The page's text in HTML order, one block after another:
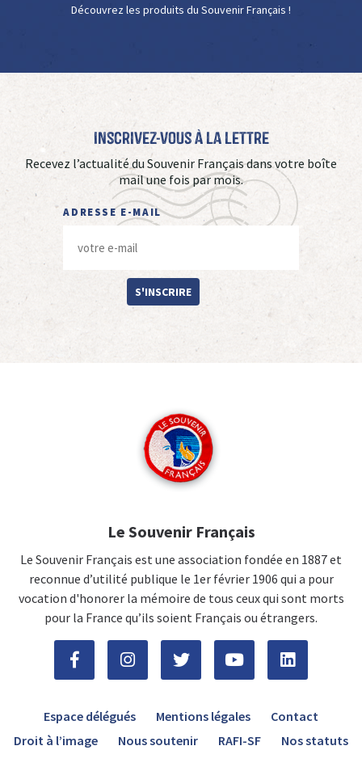
Découvrez les produits du Souvenir Français !
Inscrivez-vous à La Lettre
Recevez l’actualité du Souvenir Français dans votre boîte
mail une fois par mois.
ADRESSE E-MAIL
S'INSCRIRE
Le Souvenir Français
Le Souvenir Français est une association fondée en 1887 et
reconnue d’utilité publique le 1er février 1906 qui a pour
vocation d'honorer la mémoire de tous ceux qui sont morts
pour la France qu’ils soient Français ou étrangers.
Espace délégués Mentions légales
Contact
Droit à l’image
Nous soutenir RAFI-SF Nos statuts